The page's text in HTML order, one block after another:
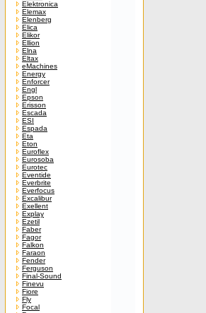
Elektronica
Elemax
Elenberg
Elica
Elikor
Ellion
Elna
Eltax
eMachines
Energy
Enforcer
Engl
Epson
Erisson
Escada
ESI
Espada
Eta
Eton
Euroflex
Eurosoba
Eurotec
Eventide
Everbrite
Everfocus
Excalibur
Exellent
Explay
Ezetil
Faber
Fagor
Falkon
Faraon
Fender
Ferguson
Final-Sound
Finevu
Fiore
Fly
Focal